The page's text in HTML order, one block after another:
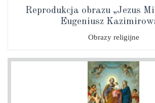
Reprodukcja obrazu „Jezus
Eugeniusz
Obrazy religijne